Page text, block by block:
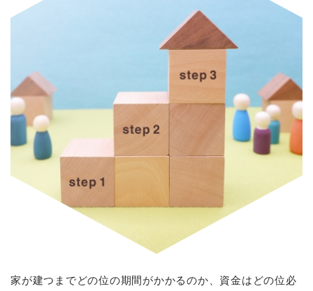
家が建つまでどの位の期間がかかるのか、資金はどの位必